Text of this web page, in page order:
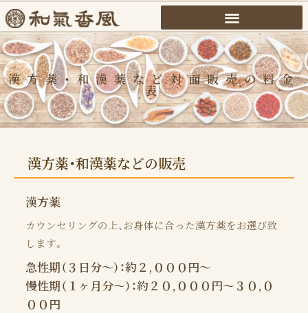
内
容
を
ス
キ
ッ
プ
漢方薬・和漢薬など対面販売の料金
表
漢方薬・和漢薬などの販売
漢方薬
カウンセリングの上、お身体に合った漢方薬をお選び致
します。
急性期（３日分〜）：約２,０００円〜
慢性期（１ヶ月分〜）：約２０,０００円〜３０,０
００円